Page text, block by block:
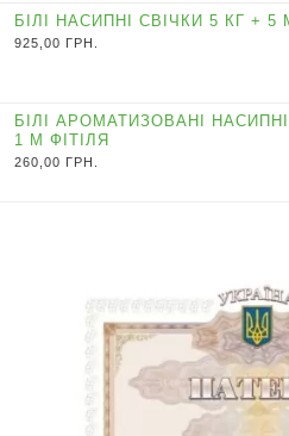
БІЛІ НАСИПНІ СВІЧКИ 5 КГ + 5
925,00 ГРН.
БІЛІ АРОМАТИЗОВАНІ
1 М ФІТІЛЯ
260,00 ГРН.